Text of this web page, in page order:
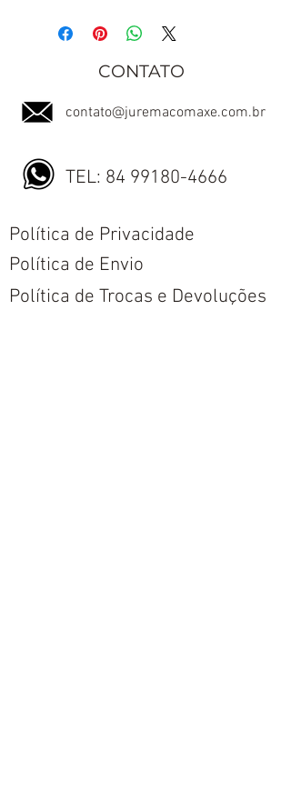
CONTATO
contato@juremacomaxe.com.br
TEL: 84 99180-4666
Política de Privacidade
Política de Envio
Política de Trocas e Devoluções